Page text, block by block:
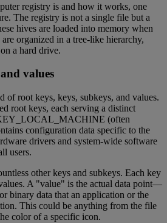
registry is and how it works, one
The registry is not a single file but a
hives are loaded into memory when
organized in a tree-like hierarchy,
a hard drive.
values
of root keys, keys, subkeys, and values.
root keys, each serving a distinct
(often
configuration data specific to the
drivers and system-wide software
users.
other keys and subkeys. Each key
A "value" is the actual data point—
binary data that an application or the
This could be anything from the file
color of a specific icon.